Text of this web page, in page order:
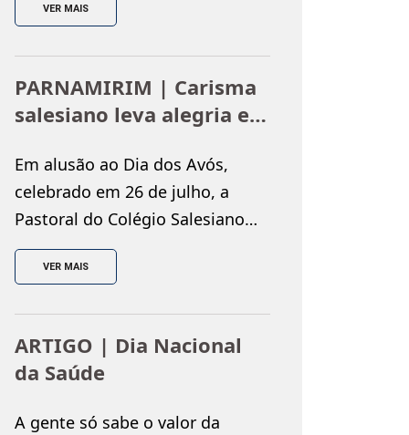
livros, por meio de experiências
leitura dos estudantes, o
Colégio Salesiano promoveu, no
dia 31 de julho, a
atividade “Viajando na
Literatura”, levando os alunos do
VER MAIS
PARNAMIRIM | Carisma
salesiano leva alegria e
Instituto Juvino Barreto
Em alusão ao Dia dos Avós,
celebrado em 26 de julho, a
Pastoral do Colégio Salesiano
Dom Bosco promoveu uma
visita ao Instituto Juvino
acolhimento, pela solidariedade
e pela convivência entre
gerações. A ação reuniu
VER MAIS
ARTIGO | Dia Nacional
da Saúde
A gente só sabe o valor da